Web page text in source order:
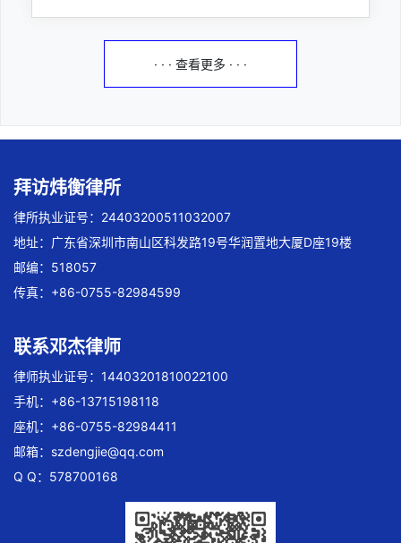
· · · 查看更多 · · ·
拜访炜衡律所
律所执业证号：24403200511032007
地址：广东省深圳市南山区科发路19号华润置地大厦D座19楼
邮编：518057
传真：+86-0755-82984599
联系邓杰律师
律师执业证号：14403201810022100
手机：+86-13715198118
座机：+86-0755-82984411
邮箱： szdengjie@qq.com
Q Q：578700168